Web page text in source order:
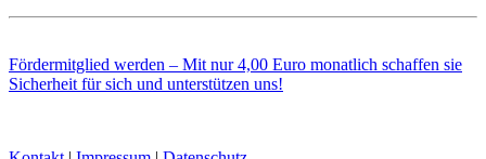
Fördermitglied werden – Mit nur 4,00 Euro monatlich schaffen sie
Sicherheit für sich und unterstützen uns!